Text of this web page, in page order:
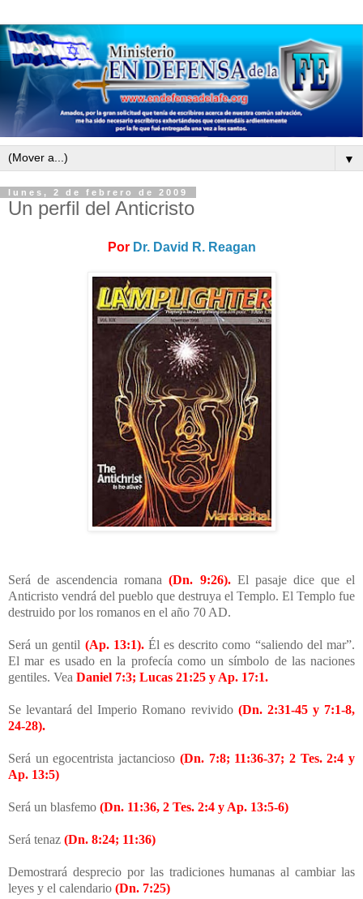
▼
lunes, 2 de febrero de 2009
Un perfil del Anticristo
Por Dr. David R. Reagan
Será de ascendencia romana(Dn. 9:26).El pasaje dice que el
Anticristo vendrá del pueblo que destruya el Templo. El Templo fue
destruido por los romanos en el año 70 AD.
Será un gentil (Ap. 13:1).Él es descrito como “saliendo del mar”.
El mar es usado en la profecía como un símbolo de las naciones
gentiles. Vea Daniel 7:3; Lucas 21:25 y Ap. 17:1.
Se levantará del Imperio Romano revivido (Dn. 2:31-45 y 7:1-8,
24-28).
Será un egocentrista jactancioso (Dn. 7:8; 11:36-37; 2 Tes. 2:4 y
Ap. 13:5)
Será un blasfemo (Dn. 11:36, 2 Tes. 2:4 y Ap. 13:5-6)
Será tenaz (Dn. 8:24; 11:36)
Demostrará desprecio por las tradiciones humanas al cambiar las
leyes y el calendario (Dn. 7:25)